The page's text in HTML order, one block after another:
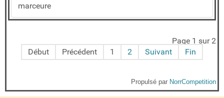
marceure
Page 1 sur 2
Début
Précédent 1 2 Suivant Fin
Propulsé par NorrCompetition